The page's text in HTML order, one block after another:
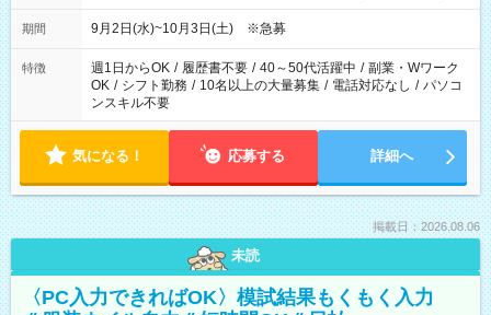
ように相方と時間を分け合うイメージです
期間 9月2日(水)~10月3日(土) ※急募
特徴 週1日からOK / 履歴書不要 / 40～50代活躍中 / 副業・Wワーク
OK / シフト勤務 / 10名以上の大量募集 / 電話対応なし / パソコ
ンスキル不要
気になる！ 応募する 詳細へ
掲載日：2026.08.06
未読
〈PC入力できればOK〉模試結果もくもく入力